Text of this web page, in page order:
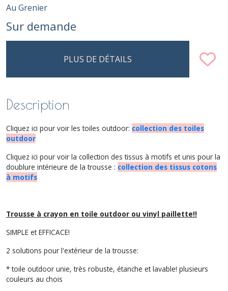
Au Grenier
Sur demande
PLUS DE DÉTAILS
Description
Cliquez ici pour voir les toiles outdoor: collection des toiles
outdoor
Cliquez ici pour voir la collection des tissus à motifs et unis pour la
doublure intérieure de la trousse : collection des tissus cotons
à motifs
Trousse à crayon en toile outdoor ou vinyl paillette!!
SIMPLE et EFFICACE!
2 solutions pour l'extérieur de la trousse:
* toile outdoor unie, très robuste, étanche et lavable! plusieurs
couleurs au chois